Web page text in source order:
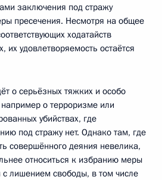
заключения под стражу
пресечения. Несмотря на общее
ходатайств
их удовлетворяемость остаётся
о серьёзных тяжких и особо
о терроризме или
убийствах, где
под стражу нет. Однако там, где
совершённого деяния невелика,
относиться к избранию меры
с лишением свободы, в том числе